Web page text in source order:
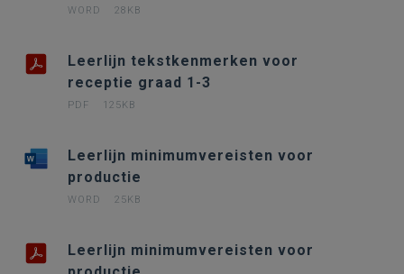
WORD 28KB
Leerlijn tekstkenmerken voor
receptie graad 1-3
PDF 125KB
Leerlijn minimumvereisten voor
productie
WORD 25KB
Leerlijn minimumvereisten voor